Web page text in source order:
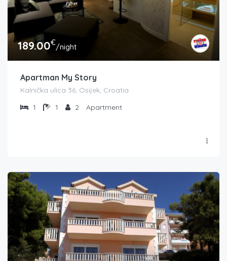
189.00€/night
Apartman My Story
Kalnička ulica 36, Osijek, Croatia
1
1 2 Apartment